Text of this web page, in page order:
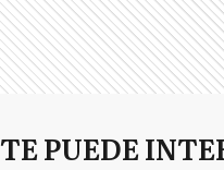
TE PUEDE